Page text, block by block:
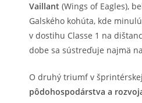
Vaillant (Wings of Eagles),
Galského kohúta, kde
v dostihu Classe 1 na
dobe sa sústreďuje najmä
O druhý triumf v šprintérskej
pôdohospodárstva a